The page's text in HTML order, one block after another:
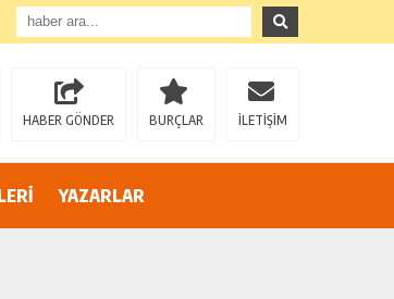
HABER GÖNDER BURÇLAR İLETİŞİM
YAZARLAR